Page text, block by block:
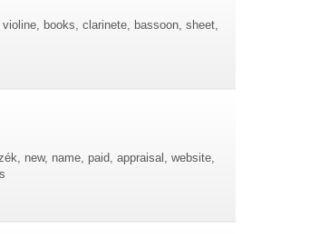
books, clarinete, bassoon, sheet,
new, name, paid, appraisal, website,